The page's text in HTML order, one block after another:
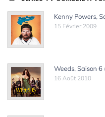
Kenny Powers,
15 Février 2009
Weeds, Saison 6
16 Août 2010